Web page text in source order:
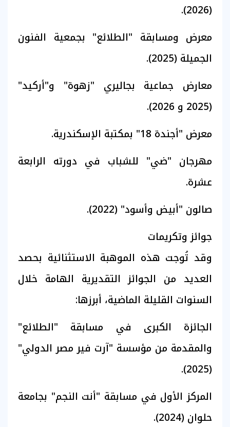
(2026).
معرض ومسابقة "الطلائع" بجمعية الفنون
الجميلة (2025).
معارض جماعية بجاليري "زهوة" و"أركيد"
(2025 و 2026).
معرض "أجندة 18" بمكتبة الإسكندرية.
مهرجان "ضي" للشباب في دورته الرابعة
عشرة.
صالون "أبيض وأسود" (2022).
جوائز وتكريمات
وقد تُوجت هذه الموهبة الاستثنائية بحصد
العديد من الجوائز التقديرية الهامة خلال
السنوات القليلة الماضية، أبرزها:
الجائزة الكبرى في مسابقة "الطلائع"
والمقدمة من مؤسسة "آرت فير مصر الدولي"
(2025).
المركز الأول في مسابقة "أنت النجم" بجامعة
حلوان (2024).